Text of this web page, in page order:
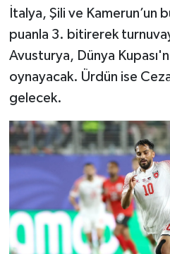
İtalya, Şili ve Kamerun’un
puanla 3. bitirerek
Avusturya, Dünya
oynayacak. Ürdün ise
gelecek.